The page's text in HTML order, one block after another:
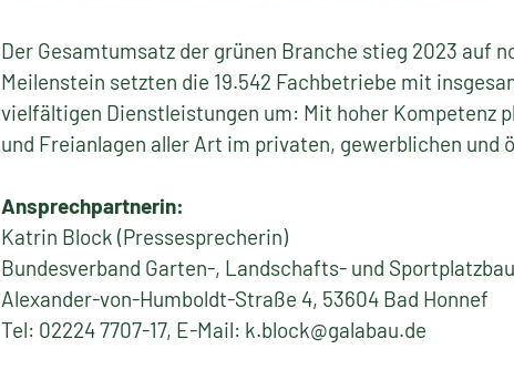
Der Gesamtumsatz der grünen Branche stieg 2023 auf
Meilenstein setzten die 19.542 Fachbetriebe mit
vielfältigen Dienstleistungen um: Mit hoher Kompetenz
und Freianlagen aller Art im privaten, gewerblichen und
Ansprechpartnerin:
Katrin Block (Pressesprecherin)
Bundesverband Garten-, Landschafts- und
Alexander-von-Humboldt-Straße 4, 53604 Bad Honnef
Tel: 02224 7707-17, E-Mail: k.block@galabau.de